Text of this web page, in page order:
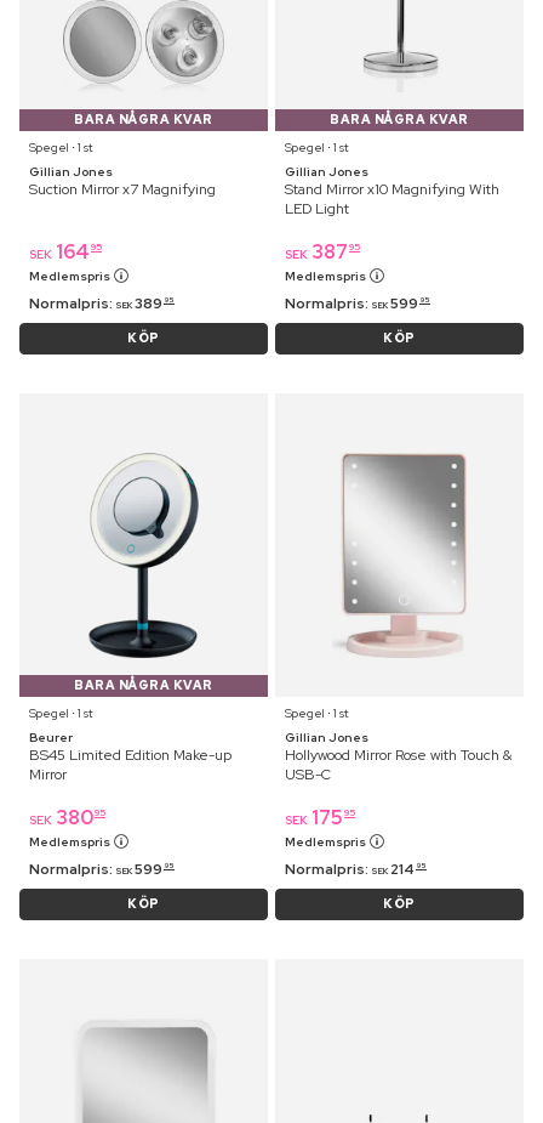
BARA NÅGRA KVAR
Spegel ⋅ 1 st
Gillian Jones
Suction Mirror x7 Magnifying
SEK 164 95
Medlemspris
Normalpris: SEK 389 95
KÖP
BARA NÅGRA KVAR
Spegel ⋅ 1 st
Gillian Jones
Stand Mirror x10 Magnifying With
LED Light
SEK 387 95
Medlemspris
Normalpris: SEK 599 95
KÖP
BARA NÅGRA KVAR
Spegel ⋅ 1 st
Beurer
BS45 Limited Edition Make-up
Mirror
SEK 38095
Medlemspris
Normalpris: SEK 599 95
KÖP
Spegel ⋅ 1 st
Gillian Jones
Hollywood Mirror Rose with Touch &
USB-C
SEK 175 95
Medlemspris
Normalpris: SEK 214 95
KÖP